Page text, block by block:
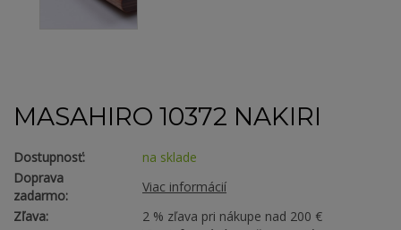
MASAHIRO 10372 NAKIRI
Dostupnosť:
na sklade
Doprava
zadarmo:
Viac informácií
Zľava:
2 % zľava pri nákupe nad 200 €